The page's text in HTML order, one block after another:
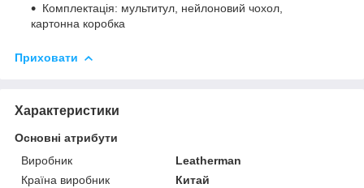
Комплектація: мультитул, нейлоновий чохол,
картонна коробка
Приховати
Характеристики
Основні атрибути
Виробник
Leatherman
Країна виробник
Китай